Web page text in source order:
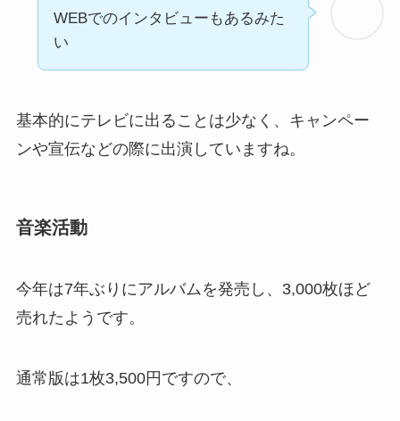
WEBでのインタビューもあるみた
い
基本的にテレビに出ることは少なく、キャンペー
ンや宣伝などの際に出演していますね。
音楽活動
今年は7年ぶりにアルバムを発売し、3,000枚ほど
売れたようです。
通常版は1枚3,500円ですので、